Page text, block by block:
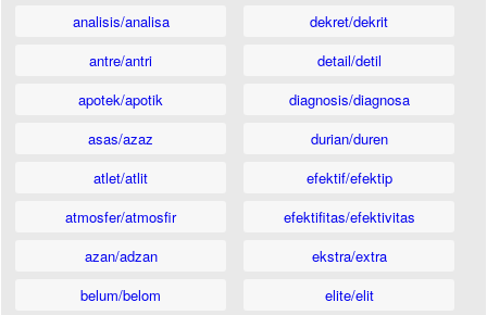
analisis/analisa
antre/antri
apotek/apotik
asas/azaz
atlet/atlit
atmosfer/atmosfir
azan/adzan
belum/belom
dekret/dekrit
detail/detil
diagnosis/diagnosa
durian/duren
efektif/efektip
efektifitas/efektivitas
ekstra/extra
elite/elit